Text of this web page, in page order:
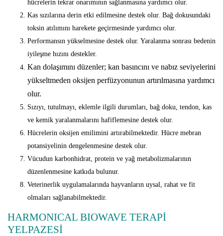
hücrelerin tekrar onarımının sağlanmasına yardımcı olur.
Kas sızılarına derin etki edilmesine destek olur. Bağ dokusundaki
toksin atılımını harekete geçirmesinde yardımcı olur.
Performansın yükselmesine destek olur. Yaralanma sonrası bedenin
iyileşme hızını destekler.
Kan dolaşımını düzenler; kan basıncını ve nabız seviyelerini
yükseltmeden oksijen perfüzyonunun artırılmasına yardımcı
olur.
Sızıyı, tutulmayı, eklemle ilgili durumları, bağ doku, tendon, kas
ve kemik yaralanmalarını hafiflemesine destek olur.
Hücrelerin oksijen emilimini artırabilmektedir. Hücre mebran
potansiyelinin dengelenmesine destek olur.
Vücudun karbonhidrat, protein ve yağ metabolizmalarının
düzenlenmesine katkıda bulunur.
Veterinerlik uygulamalarında hayvanların uysal, rahat ve fit
olmaları sağlanabilmektedir.
HARMONICAL BIOWAVE TERAPİ
YELPAZESİ